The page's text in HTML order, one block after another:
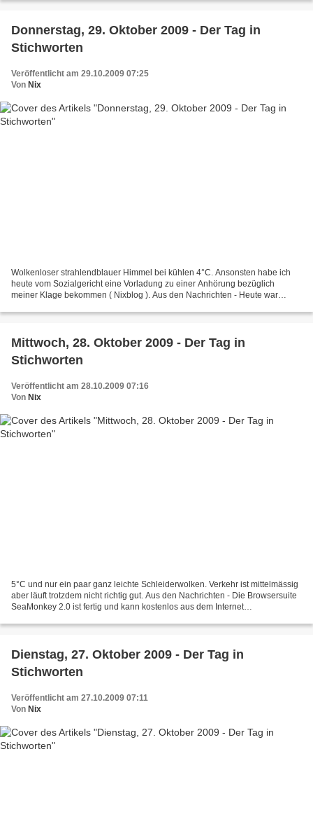
Donnerstag, 29. Oktober 2009 - Der Tag in
Stichworten
Veröffentlicht am 29.10.2009 07:25
Von Nix
Wolkenloser strahlendblauer Himmel bei kühlen 4°C. Ansonsten habe ich
heute vom Sozialgericht eine Vorladung zu einer Anhörung bezüglich
meiner Klage bekommen ( Nixblog ). Aus den Nachrichten - Heute war
Mittwoch, 28. Oktober 2009 - Der Tag in
Stichworten
Veröffentlicht am 28.10.2009 07:16
Von Nix
5°C und nur ein paar ganz leichte Schleiderwolken. Verkehr ist mittelmässig
aber läuft trotzdem nicht richtig gut. Aus den Nachrichten - Die Browsersuite
SeaMonkey 2.0 ist fertig und kann kostenlos aus dem Internet
Dienstag, 27. Oktober 2009 - Der Tag in
Stichworten
Veröffentlicht am 27.10.2009 07:11
Von Nix